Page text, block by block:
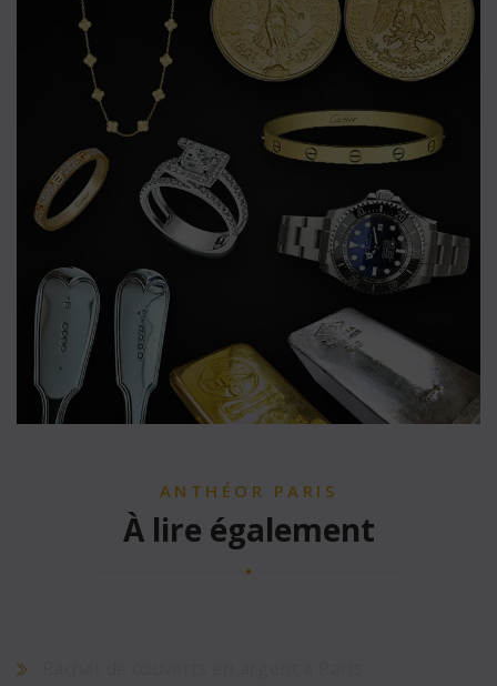
ANTHÉOR PARIS
À lire également